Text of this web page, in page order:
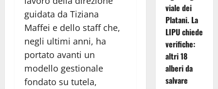
guidata da Tiziana
Maffei e dello staff che,
negli ultimi anni, ha
portato avanti un
modello gestionale
fondato su tutela,
viale dei
Platani. La
LIPU chiede
verifiche:
altri 18
alberi da
salvare